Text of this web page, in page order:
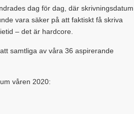
dag för dag, där skrivningsdatum
vara säker på att faktiskt få skriva
– det är hardcore.
samtliga av våra 36 aspirerande
våren 2020: